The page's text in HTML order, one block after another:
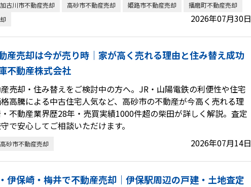
加古川市不動産売却 高砂市不動産売却 姫路市不動産売却
播磨町不動産売却
2026年07月30日
産売却は今が売り時｜家が高く売れる理由と住み替え成功
不動産株式会社
売却・住み替えをご検討中の方へ。JR・山陽電鉄の利便性や住宅
高騰による中古住宅人気など、高砂市の不動産が今高く売れる理
不動産業界歴28年・売買実績1000件超の柴田が詳しく解説。査定
で安心してご相談いただけます。
高砂市不動産売却 2026年07月14日
伊保崎・梅井で不動産売却｜伊保駅周辺の戸建・土地査定